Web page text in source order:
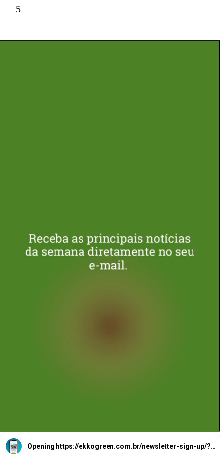
5
Opening https://ekkogreen.com.br/newsletter-sign-up/?utm_source=google&utm_medium=web-stories&utm_campaign=newsletter